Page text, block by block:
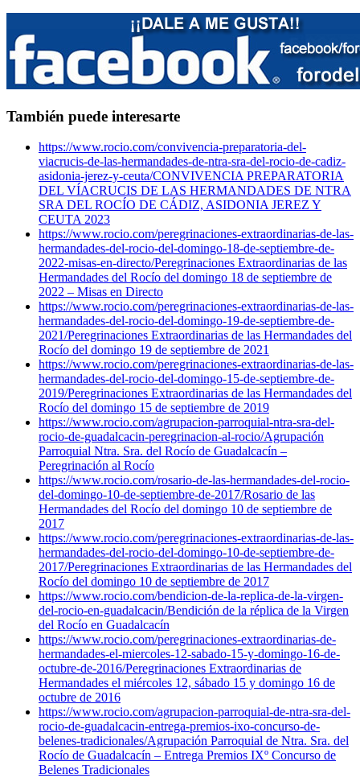
También puede interesarte
https://www.rocio.com/convivencia-preparatoria-del-
viacrucis-de-las-hermandades-de-ntra-sra-del-rocio-de-cadiz-
asidonia-jerez-y-ceuta/CONVIVENCIA PREPARATORIA
DEL VÍACRUCIS DE LAS HERMANDADES DE NTRA
SRA DEL ROCÍO DE CÁDIZ, ASIDONIA JEREZ Y
CEUTA 2023
https://www.rocio.com/peregrinaciones-extraordinarias-de-las-
hermandades-del-rocio-del-domingo-18-de-septiembre-de-
2022-misas-en-directo/Peregrinaciones Extraordinarias de las
Hermandades del Rocío del domingo 18 de septiembre de
2022 – Misas en Directo
https://www.rocio.com/peregrinaciones-extraordinarias-de-las-
hermandades-del-rocio-del-domingo-19-de-septiembre-de-
2021/Peregrinaciones Extraordinarias de las Hermandades del
Rocío del domingo 19 de septiembre de 2021
https://www.rocio.com/peregrinaciones-extraordinarias-de-las-
hermandades-del-rocio-del-domingo-15-de-septiembre-de-
2019/Peregrinaciones Extraordinarias de las Hermandades del
Rocío del domingo 15 de septiembre de 2019
https://www.rocio.com/agrupacion-parroquial-ntra-sra-del-
rocio-de-guadalcacin-peregrinacion-al-rocio/Agrupación
Parroquial Ntra. Sra. del Rocío de Guadalcacín –
Peregrinación al Rocío
https://www.rocio.com/rosario-de-las-hermandades-del-rocio-
del-domingo-10-de-septiembre-de-2017/Rosario de las
Hermandades del Rocío del domingo 10 de septiembre de
2017
https://www.rocio.com/peregrinaciones-extraordinarias-de-las-
hermandades-del-rocio-del-domingo-10-de-septiembre-de-
2017/Peregrinaciones Extraordinarias de las Hermandades del
Rocío del domingo 10 de septiembre de 2017
https://www.rocio.com/bendicion-de-la-replica-de-la-virgen-
del-rocio-en-guadalcacin/Bendición de la réplica de la Virgen
del Rocío en Guadalcacín
https://www.rocio.com/peregrinaciones-extraordinarias-de-
hermandades-el-miercoles-12-sabado-15-y-domingo-16-de-
octubre-de-2016/Peregrinaciones Extraordinarias de
Hermandades el miércoles 12, sábado 15 y domingo 16 de
octubre de 2016
https://www.rocio.com/agrupacion-parroquial-de-ntra-sra-del-
rocio-de-guadalcacin-entrega-premios-ixo-concurso-de-
belenes-tradicionales/Agrupación Parroquial de Ntra. Sra. del
Rocío de Guadalcacín – Entrega Premios IXº Concurso de
Belenes Tradicionales